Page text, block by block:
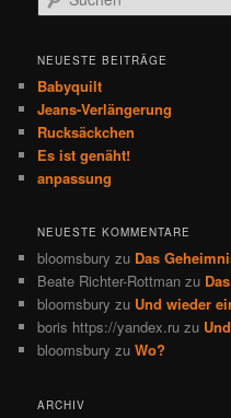
u
h
n
NEUESTE BEITRÄGE
Babyquilt
Jeans-Verlängerung
Rucksäckchen
Es ist genäht!
anpassung
NEUESTE KOMMENTARE
bloomsbury zu Das
Beate Richter-Rottman zu
bloomsbury zu Und wieder
boris https://yandex.ru zu
bloomsbury zuWo?
ARCHIV